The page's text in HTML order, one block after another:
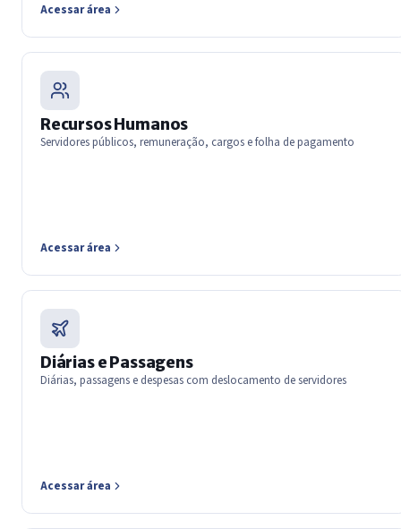
Acessar área
Recursos Humanos
Servidores públicos, remuneração, cargos e folha de pagamento
Acessar área
Diárias e Passagens
Diárias, passagens e despesas com deslocamento de servidores
Acessar área